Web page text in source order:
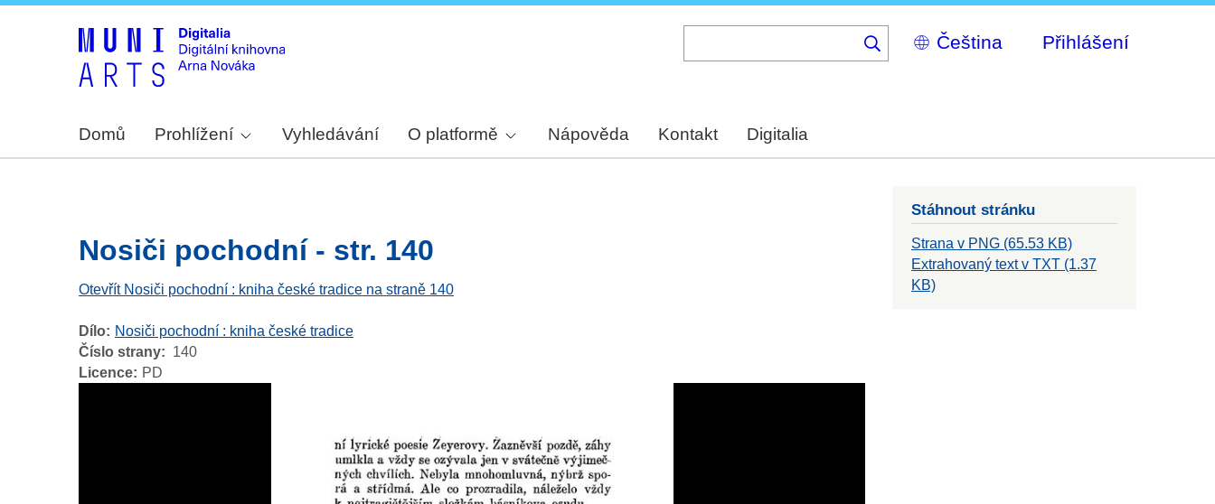
Select
your
Přihlášení
Domů Prohlížení Vyhledávání O platformě Nápověda Kontakt Digitalia
Nosiči pochodní - str. 140
Otevřít Nosiči pochodní : kniha české tradice na straně 140
Dílo
Nosiči pochodní : kniha české tradice
Číslo strany
140
Licence
PD
Stáhnout stránku
Strana v PNG (65.53 KB)
Extrahovaný text v TXT (1.37
KB)